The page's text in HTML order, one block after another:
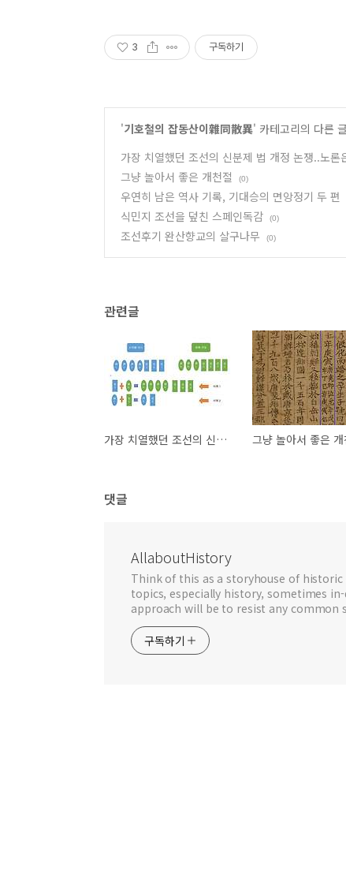
3 구독하기
'기호철의 잡동산이雜同散異' 카테고리의 다른
가장 치열했던 조선의 신분제 법 개정 논쟁..노
그냥 놀아서 좋은 개천절 (0)
우연히 남은 역사 기록, 기대승의 면앙정기 두 편
식민지 조선을 덮친 스페인독감 (0)
조선후기 완산향교의 살구나무 (0)
관련글
가장 치열했던 조선의 신분제 법 개정 논쟁..노론은 수구반동, 남인은 진보라는 신화를 깨뜨린다 그냥 놀아서 좋은 개
댓글
AllaboutHistory
Think of this as a storyhouse of
topics, especially history, sometimes
approach will be to resist any common
구독하기